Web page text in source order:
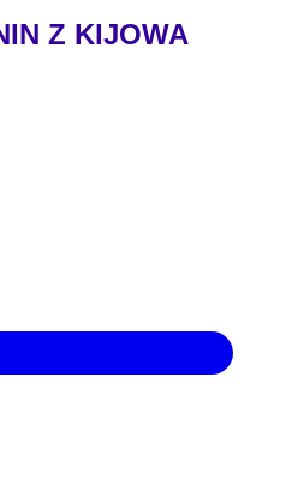
Z KIJOWA